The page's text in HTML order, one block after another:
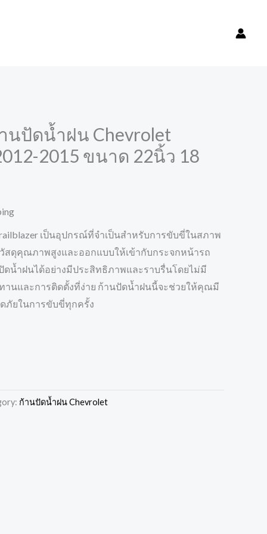
นปัดน้ำฝน Chevrolet
2015 ขนาด 22นิ้ว 18
เป็นอุปกรณ์ที่จำเป็นสำหรับการขับขี่ในสภาพ
สดุคุณภาพสูงและออกแบบให้เข้ากับกระจกหน้ารถ
ดน้ำฝนได้อย่างมีประสิทธิภาพและราบรื่นโดยไม่มี
านและการติดตั้งที่ง่าย ก้านปัดน้ำฝนนี้จะช่วยให้คุณมี
ภัยในการขับขี่ทุกครั้ง
ก้านปัดน้ำฝน Chevrolet